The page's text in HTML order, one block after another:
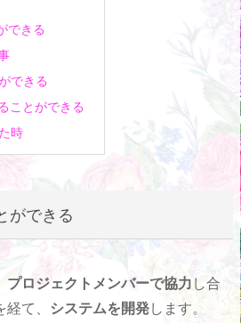
できる
できる
ことができる
時
ができる
プロジェクトメンバーで協力 し合
経て、 システムを開発します。